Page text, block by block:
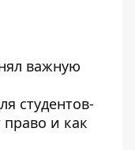
важную
студентов-
и как